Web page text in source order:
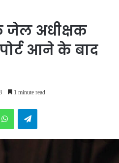
जेल अधीक्षक
आने के बाद
1 minute read
WhatsAppTelegram